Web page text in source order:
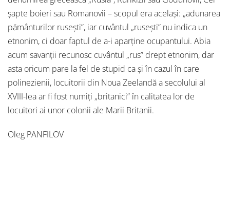
șapte boieri sau Romanovii – scopul era același: „adunarea
pământurilor rusești”, iar cuvântul „rusești” nu indica un
etnonim, ci doar faptul de a-i aparține ocupantului. Abia
acum savanții recunosc cuvântul „rus” drept etnonim, dar
asta oricum pare la fel de stupid ca și în cazul în care
polinezienii, locuitorii din Noua Zeelandă a secolului al
XVIII-lea ar fi fost numiți „britanici” în calitatea lor de
locuitori ai unor colonii ale Marii Britanii.
Oleg PANFILOV